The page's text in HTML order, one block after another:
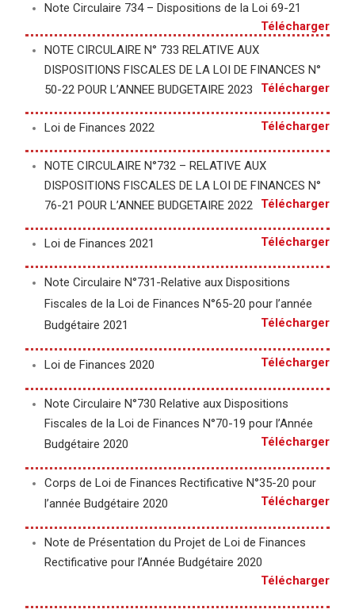
Note Circulaire 734 – Dispositions de la Loi 69-21
Télécharger
NOTE CIRCULAIRE N° 733 RELATIVE AUX
DISPOSITIONS FISCALES DE LA LOI DE FINANCES N°
50-22 POUR L’ANNEE BUDGETAIRE 2023
Télécharger
Loi de Finances 2022 Télécharger
NOTE CIRCULAIRE N°732 – RELATIVE AUX
DISPOSITIONS FISCALES DE LA LOI DE FINANCES N°
76-21 POUR L’ANNEE BUDGETAIRE 2022
Télécharger
Loi de Finances 2021 Télécharger
Note Circulaire N°731-Relative aux Dispositions
Fiscales de la Loi de Finances N°65-20 pour l’année
Budgétaire 2021
Télécharger
Loi de Finances 2020 Télécharger
Note Circulaire N°730 Relative aux Dispositions
Fiscales de la Loi de Finances N°70-19 pour l’Année
Budgétaire 2020
Télécharger
Corps de Loi de Finances Rectificative N°35-20 pour
l’année Budgétaire 2020
Télécharger
Note de Présentation du Projet de Loi de Finances
Rectificative pour l’Année Budgétaire 2020
Télécharger